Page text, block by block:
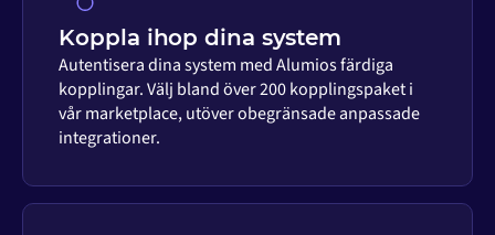
Koppla ihop dina system
Autentisera dina system med Alumios färdiga
kopplingar. Välj bland över 200 kopplingspaket i
vår marketplace, utöver obegränsade anpassade
integrationer.